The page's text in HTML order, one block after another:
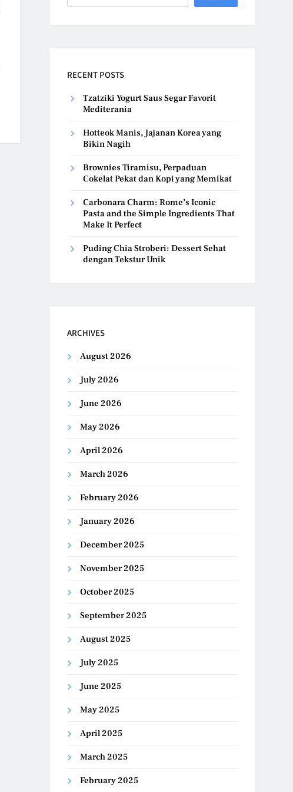
RECENT POSTS
Tzatziki Yogurt Saus Segar Favorit
Mediterania
Hotteok Manis, Jajanan Korea yang
Bikin Nagih
Brownies Tiramisu, Perpaduan
Cokelat Pekat dan Kopi yang Memikat
Carbonara Charm: Rome’s Iconic
Pasta and the Simple Ingredients That
Make It Perfect
Puding Chia Stroberi: Dessert Sehat
dengan Tekstur Unik
ARCHIVES
August 2026
July 2026
June 2026
May 2026
April 2026
March 2026
February 2026
January 2026
December 2025
November 2025
October 2025
September 2025
August 2025
July 2025
June 2025
May 2025
April 2025
March 2025
February 2025